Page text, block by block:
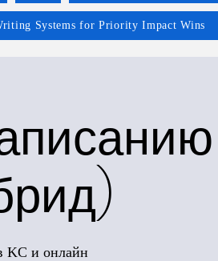
Systems for Priority Impact Wins
KC и онлайн